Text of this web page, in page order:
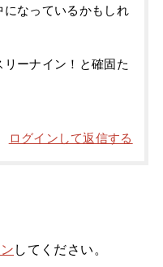
になっているかもしれ
ーナイン！と確固た
ログインして返信する
してください。